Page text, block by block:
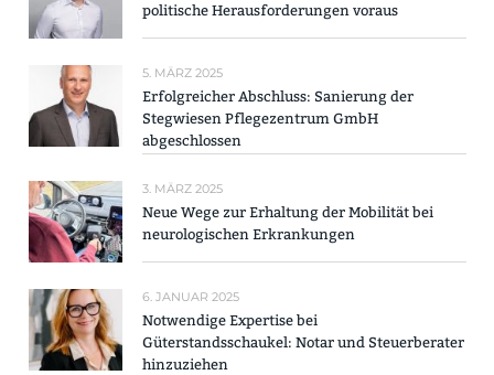
politische Herausforderungen voraus
5. MÄRZ 2025
Erfolgreicher Abschluss: Sanierung der
Stegwiesen Pflegezentrum GmbH
abgeschlossen
3. MÄRZ 2025
Neue Wege zur Erhaltung der Mobilität bei
neurologischen Erkrankungen
6. JANUAR 2025
Notwendige Expertise bei
Güterstandsschaukel: Notar und Steuerberater
hinzuziehen